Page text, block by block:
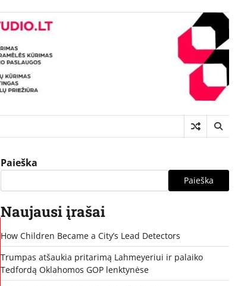
Paieška
Paieška
Naujausi įrašai
How Children Became a City’s Lead Detectors
Trumpas atšaukia pritarimą Lahmeyeriui ir palaiko
Tedfordą Oklahomos GOP lenktynėse